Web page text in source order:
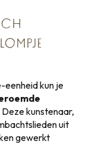
eenheid kun je
Deze kunstenaar,
uit
gewerkt